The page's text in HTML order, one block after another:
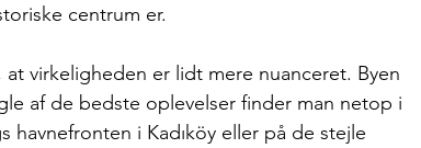
centrum er.
virkeligheden er lidt mere nuanceret. Byen
af de bedste oplevelser finder man netop i
i Kadıköy eller på de stejle